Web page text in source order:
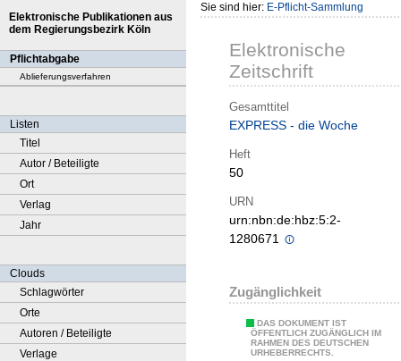
Elektronische Publikationen aus
dem Regierungsbezirk Köln
Pflichtabgabe
Ablieferungsverfahren
Listen
Titel
Autor / Beteiligte
Ort
Verlag
Jahr
Clouds
Schlagwörter
Orte
Autoren / Beteiligte
Verlage
Sie sind hier: E-Pflicht-Sammlung
Elektronische
Zeitschrift
Gesamttitel
EXPRESS - die Woche
Heft
50
URN
urn:nbn:de:hbz:5:2-
1280671
Zugänglichkeit
DAS DOKUMENT IST
ÖFFENTLICH ZUGÄNGLICH IM
RAHMEN DES DEUTSCHEN
URHEBERRECHTS.